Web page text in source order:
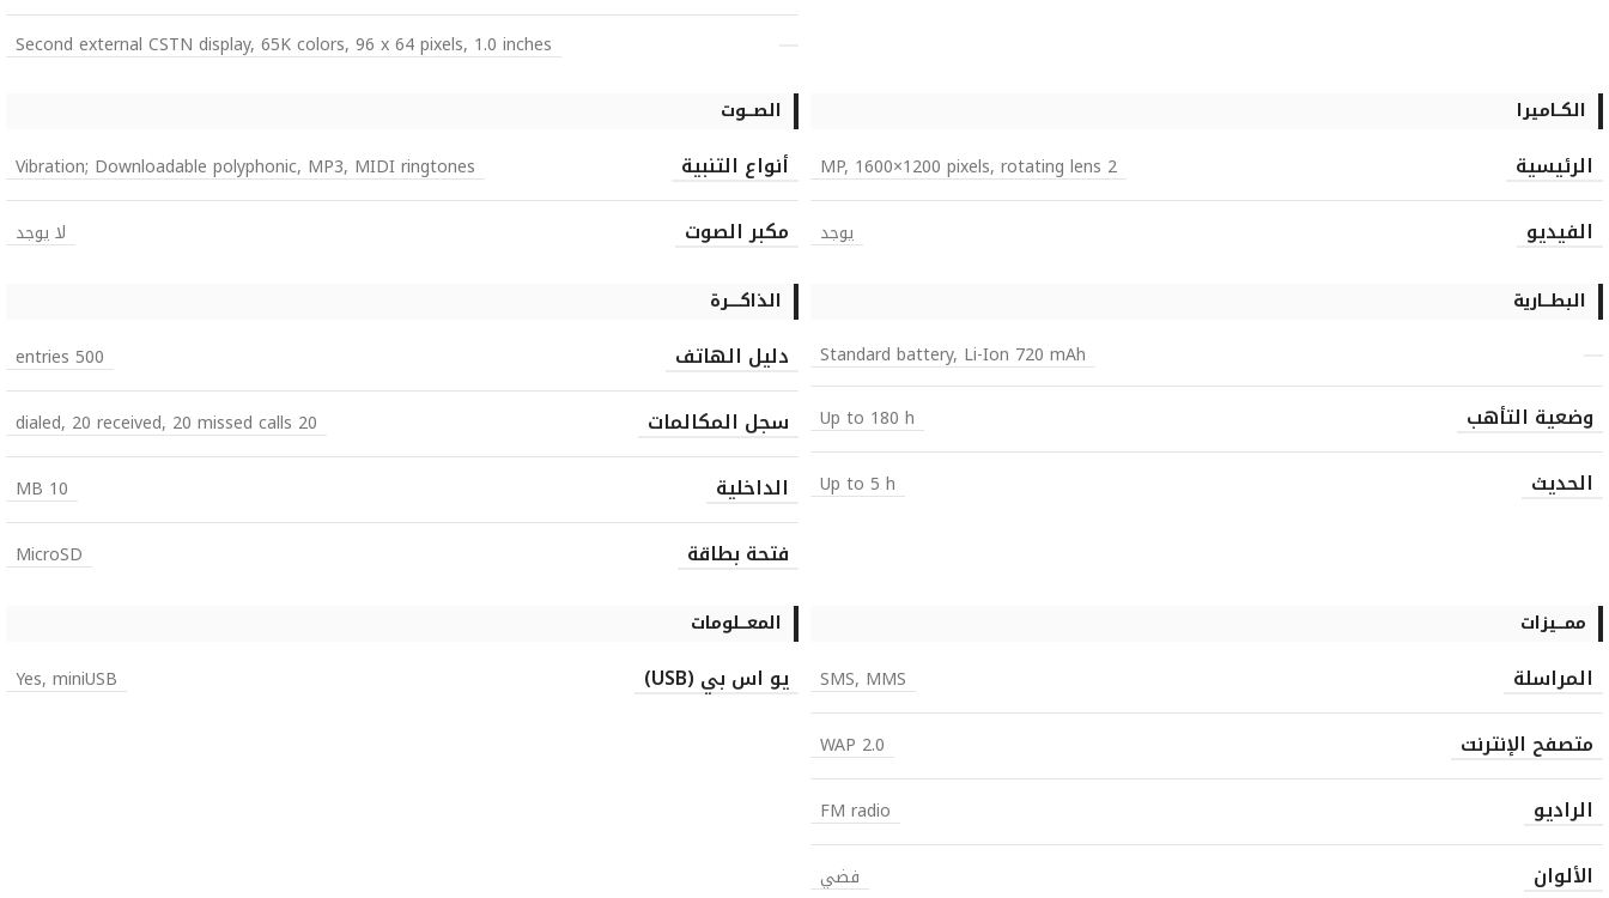
Second external CSTN display, 65K colors, 96 x 64 pixels, 1.0 inches
الكــاميرا
الرئيسية 2 MP, 1600×1200 pixels, rotating lens
الفيديو يوجد
الصـــوت
أنواع التنبية Vibration; Downloadable polyphonic, MP3, MIDI ringtones
مكبر الصوت لا يوجد
البطـــارية
Standard battery, Li-Ion 720 mAh
وضعية التأهب Up to 180 h
الحديث Up to 5 h
الذاكـــــرة
دليل الهاتف 500 entries
سجل المكالمات 20 dialed, 20 received, 20 missed calls
الداخلية 10 MB
فتحة بطاقة MicroSD
ممـــيزات
المراسلة SMS, MMS
متصفح الإنترنت WAP 2.0
الراديو FM radio
الألوان فضي
المعـــلومات
يو اس بي (USB) Yes, miniUSB